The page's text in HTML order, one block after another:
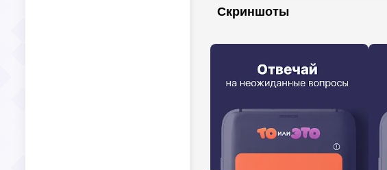
Скриншоты